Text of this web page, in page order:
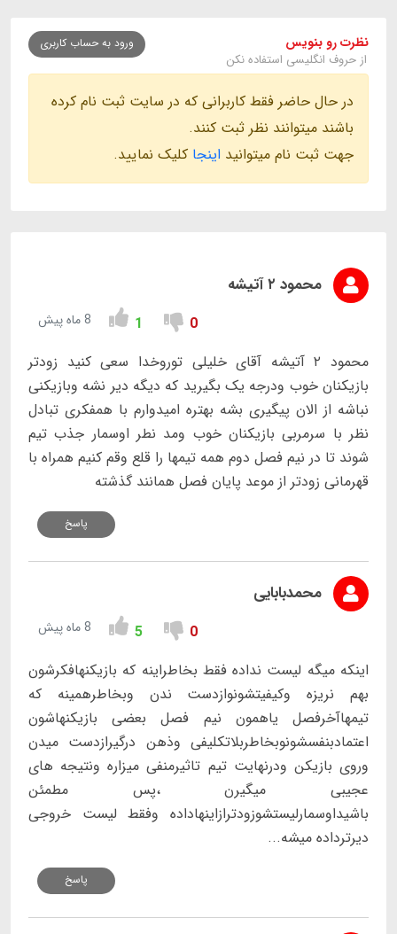
نظرت رو بنویس
از حروف انگلیسی استفاده نکن
ورود به حساب کاربری
در حال حاضر فقط کاربرانی که در سایت ثبت نام کرده
باشند میتوانند نظر ثبت کنند.
جهت ثبت نام میتوانید اینجا کلیک نمایید.
محمود ۲ آتیشه
0
1 8 ماه پیش
محمود ۲ آتیشه آقای خلیلی توروخدا سعی کنید زودتر
بازیکنان خوب ودرجه یک بگیرید که دیگه دیر نشه وبازیکنی
نباشه از الان پیگیری بشه بهتره امیدوارم با همفکری تبادل
نظر با سرمربی بازیکنان خوب ومد نطر اوسمار جذب تیم
شوند تا در نیم فصل دوم همه تیمها را قلع وقم کنیم همراه با
قهرمانی زودتر از موعد پایان فصل همانند گذشته
پاسخ
محمدبابایی
0
5 8 ماه پیش
اینکه میگه لیست نداده فقط بخاطراینه که بازیکنهافکرشون
بهم نریزه وکیفیتشونوازدست ندن وبخاطرهمینه که
تیمهاآخرفصل یاهمون نیم فصل بعضی بازیکنهاشون
اعتمادبنفسشونوبخاطربلاتکلیفی وذهن درگیرازدست میدن
وروی بازیکن ودرنهایت تیم تاثیرمنفی میزاره ونتیجه های
عجیبی میگیرن ،پس مطمئن
باشیداوسمارلیستشوزودترازاینهاداده وفقط لیست خروجی
دیرترداده میشه...
پاسخ